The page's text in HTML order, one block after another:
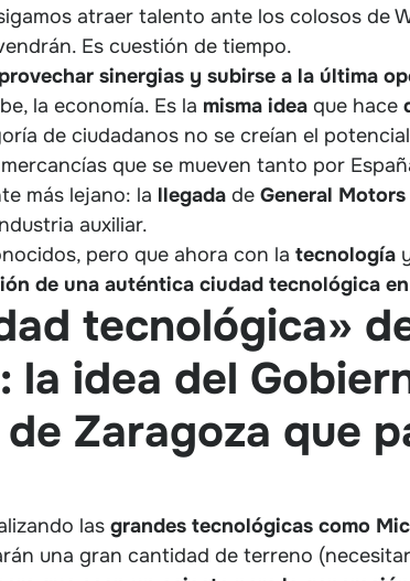
atraer talento ante los colosos de
Es cuestión de tiempo.
sinergias y subirse a la última
la economía. Es la misma idea que hace
de ciudadanos no se creían el
que se mueven tanto por
más lejano: la llegada de General Motors
auxiliar.
pero que ahora con la tecnología
de una auténtica ciudad tecnológica
tecnológica»
la idea del
Zaragoza que
las grandes tecnológicas como
una gran cantidad de terreno